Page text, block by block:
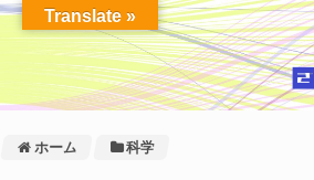
ホーム 科学
Translate »